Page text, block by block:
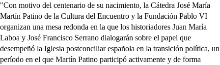
"Con motivo del centenario de su nacimiento, la Cátedra José María
Martín Patino de la Cultura del Encuentro y la Fundación Pablo VI
organizan una mesa redonda en la que los historiadores Juan María
Laboa y José Francisco Serrano dialogarán sobre el papel que
desempeñó la Iglesia postconciliar española en la transición política, un
período en el que Martín Patino participó activamente y de forma